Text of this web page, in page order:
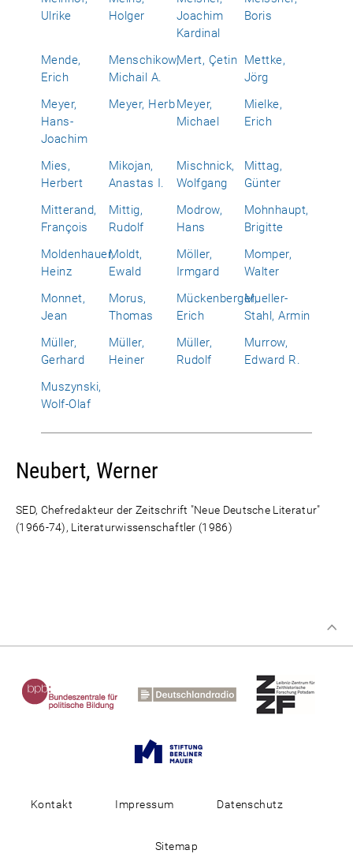
Ulrike
Holger
Joachim
Kardinal
Boris
Mende,
Erich
Menschikow,
Michail A.
Mert, Çetin Mettke,
Jörg
Meyer,
Hans-
Joachim
Meyer, HerbMeyer,
Michael
Mielke,
Erich
Mies,
Herbert
Mikojan,
Anastas I.
Mischnick,
Wolfgang
Mittag,
Günter
Mitterand,
François
Mittig,
Rudolf
Modrow,
Hans
Mohnhaupt,
Brigitte
Moldenhauer,
Heinz
Moldt,
Ewald
Möller,
Irmgard
Momper,
Walter
Monnet,
Jean
Morus,
Thomas
Mückenberger,
Erich
Mueller-
Stahl, Armin
Müller,
Gerhard
Müller,
Heiner
Müller,
Rudolf
Murrow,
Edward R.
Muszynski,
Wolf-Olaf
Neubert, Werner
SED, Chefredakteur der Zeitschrift "Neue Deutsche Literatur"
(1966-74), Literaturwissenschaftler (1986)
Kontakt Impressum Datenschutz
Sitemap